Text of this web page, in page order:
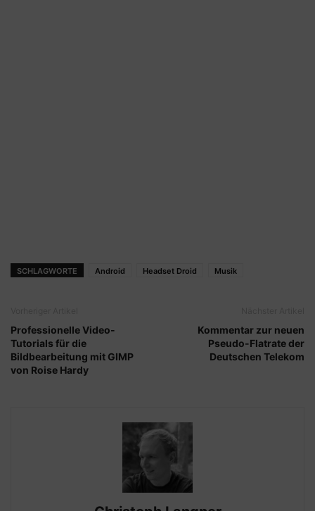
SCHLAGWORTE Android Headset Droid Musik
Professionelle Video-
Tutorials für die
Bildbearbeitung mit GIMP
von Roise Hardy
Kommentar zur neuen
Pseudo-Flatrate der
Deutschen Telekom